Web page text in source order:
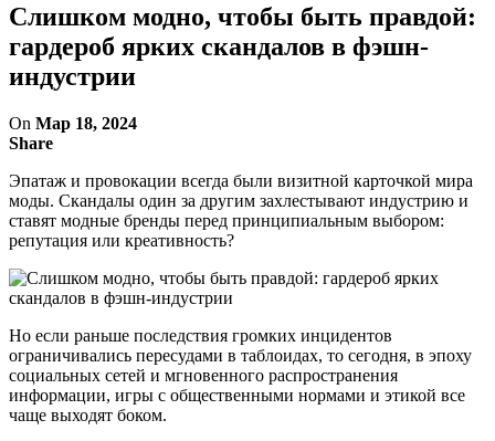
Слишком модно, чтобы быть правдой:
гардероб ярких скандалов в фэшн-
индустрии
On Мар 18, 2024
Share
Эпатаж и провокации всегда были визитной карточкой мира
моды. Скандалы один за другим захлестывают индустрию и
ставят модные бренды перед принципиальным выбором:
репутация или креативность?
Но если раньше последствия громких инцидентов
ограничивались пересудами в таблоидах, то сегодня, в эпоху
социальных сетей и мгновенного распространения
информации, игры с общественными нормами и этикой все
чаще выходят боком.